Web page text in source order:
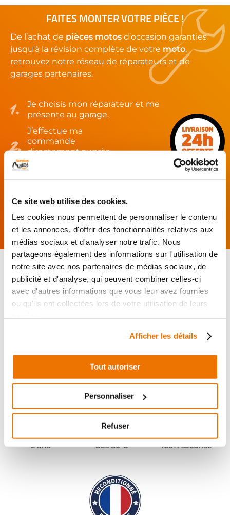
Ce site web utilise des cookies.
Les cookies nous permettent de personnaliser le contenu
et les annonces, d'offrir des fonctionnalités relatives aux
médias sociaux et d'analyser notre trafic. Nous
partageons également des informations sur l'utilisation de
notre site avec nos partenaires de médias sociaux, de
publicité et d'analyse, qui peuvent combiner celles-ci
avec d'autres informations que vous leur avez fournies
ou qu'ils ont collectées lors de votre utilisation de leurs
Afficher les détails
Tout autoriser
Personnaliser
Refuser
FAITES MONTER VOTRE PIÈCE !
De l’achat de pièces motos d’occasion garanties
jusqu'à la révision complète de votre moto,
retrouvez notre réseau de réparateurs et de
garages partenaires.
Je choisis mon réparateur et me
présente au garage.
J’effectue ma
commande
directement auprès
du réparateur.
Mes pièces sont livrées et
Pièces garanties
2 ans
Port offert
dès 80 €
Paiement
100% sécurisé